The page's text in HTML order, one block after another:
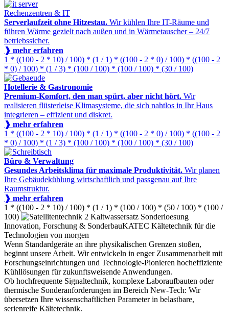
Rechenzentren & IT
Serverlaufzeit ohne Hitzestau. Wir kühlen Ihre IT-Räume und
führen Wärme gezielt nach außen und in Wärmetauscher – 24/7
betriebssicher.
❱ mehr erfahren
1 * ((100 - 2 * 10) / 100) * (1 / 1) * ((100 - 2 * 0) / 100) * ((100 - 2
* 0) / 100) * (1 / 3) * (100 / 100) * (100 / 100) * (30 / 100)
Hotellerie & Gastronomie
Premium-Komfort, den man spürt, aber nicht hört. Wir
realisieren flüsterleise Klimasysteme, die sich nahtlos in Ihr Haus
integrieren – effizient und diskret.
❱ mehr erfahren
1 * ((100 - 2 * 10) / 100) * (1 / 1) * ((100 - 2 * 0) / 100) * ((100 - 2
* 0) / 100) * (1 / 3) * (100 / 100) * (100 / 100) * (30 / 100)
Büro & Verwaltung
Gesundes Arbeitsklima für maximale Produktivität. Wir planen
Ihre Gebäudekühlung wirtschaftlich und passgenau auf Ihre
Raumstruktur.
❱ mehr erfahren
1 * ((100 - 2 * 10) / 100) * (1 / 1) * (100 / 100) * (50 / 100) * (100 /
100)
Innovation, Forschung & SonderbauKATEC Kältetechnik für die
Technologien von morgen
Wenn Standardgeräte an ihre physikalischen Grenzen stoßen,
beginnt unsere Arbeit. Wir entwickeln in enger Zusammenarbeit mit
Forschungseinrichtungen und Technologie-Pionieren hocheffiziente
Kühllösungen für zukunftsweisende Anwendungen.
Ob hochfrequente Signaltechnik, komplexe Laboraufbauten oder
thermische Sonderanforderungen im Bereich New-Tech: Wir
übersetzen Ihre wissenschaftlichen Parameter in belastbare,
serienreife Kältetechnik.